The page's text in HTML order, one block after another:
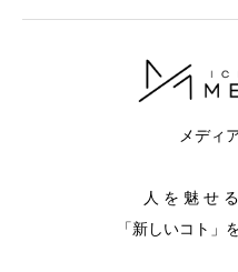
メディ
人 を 魅 せ
「新しいコト」